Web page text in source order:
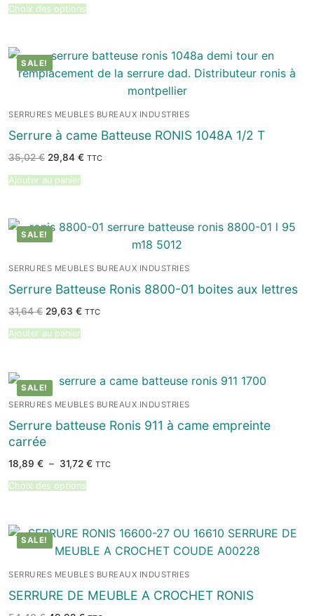
Choix des options
SALE!
SERRURES MEUBLES BUREAUX INDUSTRIES
Serrure à came Batteuse RONIS 1048A 1/2 T
35,02€ Le
prix
initial
était :
29,84 €Le
TTC
Ajouter au panier
SALE!
SERRURES MEUBLES BUREAUX INDUSTRIES
Serrure Batteuse Ronis 8800-01 boites aux lettres
31,64€ Le
prix
initial
était :
29,63 €Le
TTC
Ajouter au panier
SALE!
SERRURES MEUBLES BUREAUX INDUSTRIES
Serrure batteuse Ronis 911 à came empreinte
carrée
18,89 € – 31,72 €Plage
TTC
Choix des options
SALE!
SERRURES MEUBLES BUREAUX INDUSTRIES
SERRURE DE MEUBLE A CROCHET RONIS